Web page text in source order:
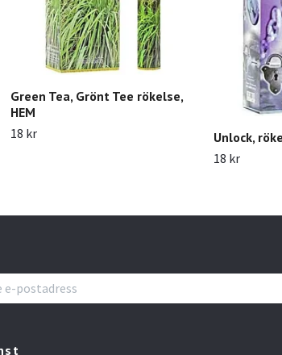
Green Tea, Grönt Tee rökelse,
HEM
18 kr
Unlock,
18 kr